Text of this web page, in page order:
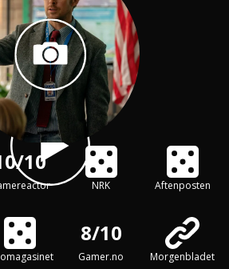
10
NRK Aftenposten
8/10
Gamer.no Morgenbladet